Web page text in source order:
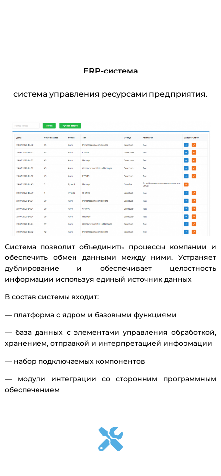
ERP-система
система управления ресурсами предприятия.
Система позволит объединить процессы компании и
обеспечить обмен данными между ними. Устраняет
дублирование и обеспечивает целостность
информации используя единый источник данных
В состав системы входит:
— платформа с ядром и базовыми функциями
— база данных с элементами управления обработкой,
хранением, отправкой и интерпретацией информации
— набор подключаемых компонентов
— модули интеграции со сторонним программным
обеспечением